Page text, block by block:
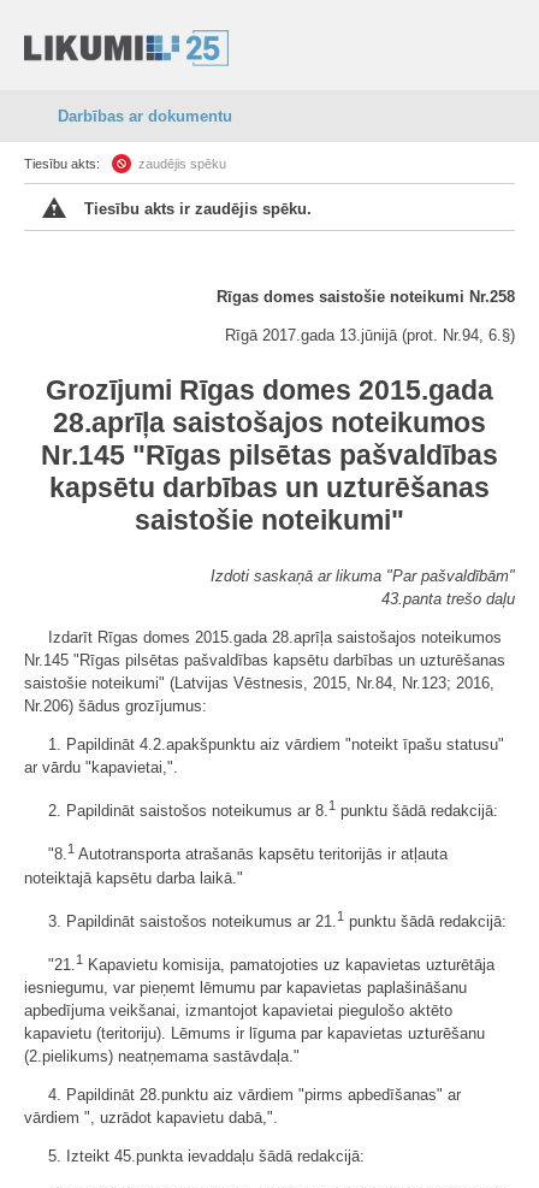
Darbības ar dokumentu
Tiesību akts: zaudējis spēku
Tiesību akts ir zaudējis spēku.
Rīgas domes saistošie noteikumi Nr.258
Rīgā 2017.gada 13.jūnijā (prot. Nr.94, 6.§)
Grozījumi Rīgas domes 2015.gada
28.aprīļa saistošajos noteikumos
Nr.145 "Rīgas pilsētas pašvaldības
kapsētu darbības un uzturēšanas
saistošie noteikumi"
Izdoti saskaņā ar likuma "Par pašvaldībām"
43.panta trešo daļu
Izdarīt Rīgas domes 2015.gada 28.aprīļa saistošajos noteikumos
Nr.145 "Rīgas pilsētas pašvaldības kapsētu darbības un uzturēšanas
saistošie noteikumi" (Latvijas Vēstnesis, 2015, Nr.84, Nr.123; 2016,
Nr.206) šādus grozījumus:
1. Papildināt 4.2.apakšpunktu aiz vārdiem "noteikt īpašu statusu"
ar vārdu "kapavietai,".
2. Papildināt saistošos noteikumus ar 8.1 punktu šādā redakcijā:
"8.1 Autotransporta atrašanās kapsētu teritorijās ir atļauta
noteiktajā kapsētu darba laikā."
3. Papildināt saistošos noteikumus ar 21. 1 punktu šādā redakcijā:
"21.1
Kapavietu komisija, pamatojoties uz kapavietas uzturētāja
iesniegumu, var pieņemt lēmumu par kapavietas paplašināšanu
apbedījuma veikšanai, izmantojot kapavietai piegulošo aktēto
kapavietu (teritoriju). Lēmums ir līguma par kapavietas uzturēšanu
(2.pielikums) neatņemama sastāvdaļa."
4. Papildināt 28.punktu aiz vārdiem "pirms apbedīšanas" ar
vārdiem ", uzrādot kapavietu dabā,".
5. Izteikt 45.punkta ievaddaļu šādā redakcijā: